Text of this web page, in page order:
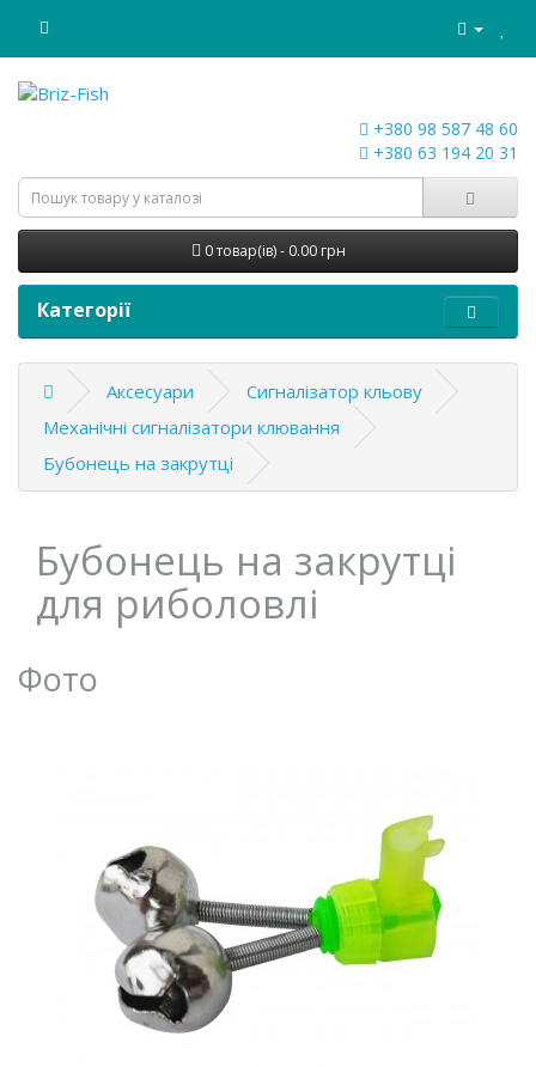
+380 98 587 48 60
+380 63 194 20 31
0 товар(ів) - 0.00 грн
Категорії
Аксесуари
Сигналізатор кльову
Механічні сигналізатори клювання
Бубонець на закрутці
Бубонець на закрутці
для риболовлі
Фото